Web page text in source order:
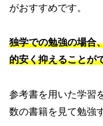
がおすすめです。
独学での勉強の場合
的安く抑えることが
参考書を用いた学習
数の書籍を見て勉強